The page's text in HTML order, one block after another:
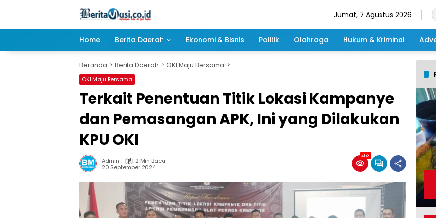
Jumat, 7 Agustus 2026
Home Berita Daerah Ekonomi & Bisnis Politik Olahraga Hukum & Kriminal
Beranda Berita Daerah OKI Maju Bersama
OKI Maju Bersama
Terkait Penentuan Titik Lokasi Kampanye
dan Pemasangan APK, Ini yang Dilakukan
KPU OKI
Admin
2 Min Baca
20 September 2024
453